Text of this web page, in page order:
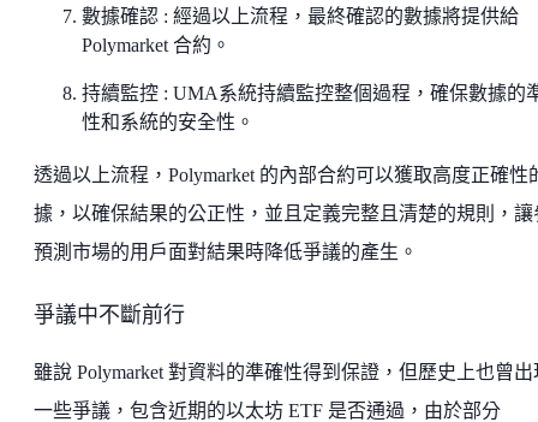
數據確認 : 經過以上流程，最終確認的數據將提供給
Polymarket 合約。
持續監控 : UMA系統持續監控整個過程，確保數據的
性和系統的安全性。
透過以上流程，Polymarket 的內部合約可以獲取高度正確性
據，以確保結果的公正性，並且定義完整且清楚的規則，讓
預測市場的用戶面對結果時降低爭議的產生。
爭議中不斷前行
雖說 Polymarket 對資料的準確性得到保證，但歷史上也曾出
一些爭議，包含近期的以太坊 ETF 是否通過，由於部分